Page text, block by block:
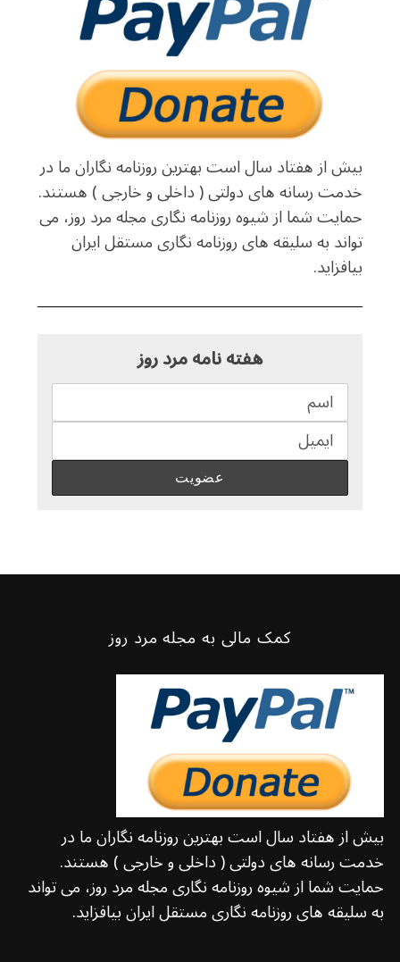
بیش از هفتاد سال است بهترین روزنامه نگاران ما در
خدمت رسانه های دولتی ( داخلی و خارجی ) هستند.
حمایت شما از شیوه روزنامه نگاری مجله مرد روز، می
تواند به سلیقه های روزنامه نگاری مستقل ایران
بیافزاید.
هفته نامه مرد روز
کمک مالی به مجله مرد روز
بیش از هفتاد سال است بهترین روزنامه نگاران ما در
خدمت رسانه های دولتی ( داخلی و خارجی ) هستند.
حمایت شما از شیوه روزنامه نگاری مجله مرد روز، می تواند
به سلیقه های روزنامه نگاری مستقل ایران بیافزاید.